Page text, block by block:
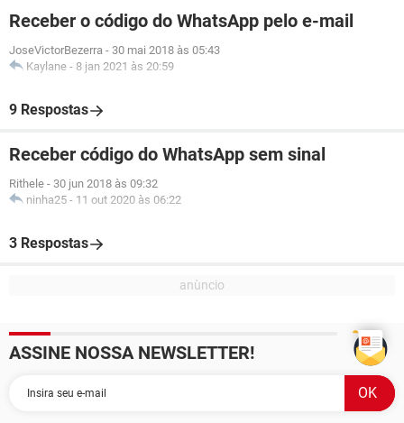
Receber o código do WhatsApp pelo e-mail
JoseVictorBezerra - 30 mai 2018 às 05:43
Kaylane - 8 jan 2021 às 20:59
9 Respostas
Receber código do WhatsApp sem sinal
Rithele - 30 jun 2018 às 09:32
ninha25 - 11 out 2020 às 06:22
3 Respostas
ASSINE NOSSA NEWSLETTER!